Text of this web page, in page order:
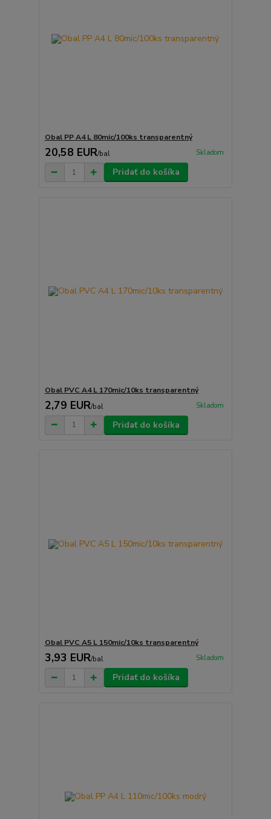
Obal PP A4 L 80mic/100ks transparentný
20,58 EUR/bal Skladom
Pridať do košíka
Obal PVC A4 L 170mic/10ks transparentný
2,79 EUR/bal Skladom
Pridať do košíka
Obal PVC A5 L 150mic/10ks transparentný
3,93 EUR/bal Skladom
Pridať do košíka